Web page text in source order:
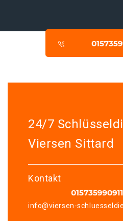
24/7
Viersen Sittard
Kontakt
info@viersen-